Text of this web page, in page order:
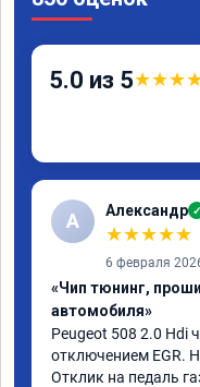
5.0 из 5★★★
А Александр ✓
★★★★★
6 февраля
«Чип тюнинг,
автомобиля»
Peugeot 508 2.0 Hdi
отключением EGR.
Отклик на педаль